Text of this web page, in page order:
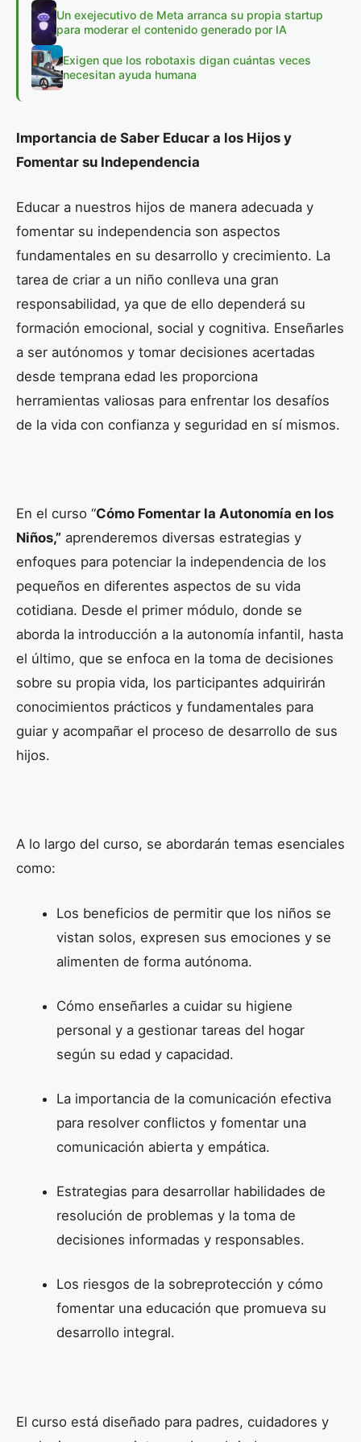
Un exejecutivo de Meta arranca su propia startup
para moderar el contenido generado por IA
Exigen que los robotaxis digan cuántas veces
necesitan ayuda humana
Importancia de Saber Educar a los Hijos y
Fomentar su Independencia
Educar a nuestros hijos de manera adecuada y
fomentar su independencia son aspectos
fundamentales en su desarrollo y crecimiento. La
tarea de criar a un niño conlleva una gran
responsabilidad, ya que de ello dependerá su
formación emocional, social y cognitiva. Enseñarles
a ser autónomos y tomar decisiones acertadas
desde temprana edad les proporciona
herramientas valiosas para enfrentar los desafíos
de la vida con confianza y seguridad en sí mismos.
En el curso “Cómo Fomentar la Autonomía en los
Niños,” aprenderemos diversas estrategias y
enfoques para potenciar la independencia de los
pequeños en diferentes aspectos de su vida
cotidiana. Desde el primer módulo, donde se
aborda la introducción a la autonomía infantil, hasta
el último, que se enfoca en la toma de decisiones
sobre su propia vida, los participantes adquirirán
conocimientos prácticos y fundamentales para
guiar y acompañar el proceso de desarrollo de sus
hijos.
A lo largo del curso, se abordarán temas esenciales
como:
Los beneficios de permitir que los niños se
vistan solos, expresen sus emociones y se
alimenten de forma autónoma.
Cómo enseñarles a cuidar su higiene
personal y a gestionar tareas del hogar
según su edad y capacidad.
La importancia de la comunicación efectiva
para resolver conflictos y fomentar una
comunicación abierta y empática.
Estrategias para desarrollar habilidades de
resolución de problemas y la toma de
decisiones informadas y responsables.
Los riesgos de la sobreprotección y cómo
fomentar una educación que promueva su
desarrollo integral.
El curso está diseñado para padres, cuidadores y